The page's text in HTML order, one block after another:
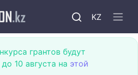
KZ
грантов будут
10 августа на этой